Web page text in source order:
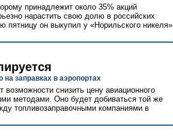
принадлежит около 35% акций
нарастить свою долю в российских
он выкупил у «Норильского никеля»
заправках в аэропортах
возможности снизить цену авиационного
методами. Оно будет добиваться той же
топливозаправочными компаниями в